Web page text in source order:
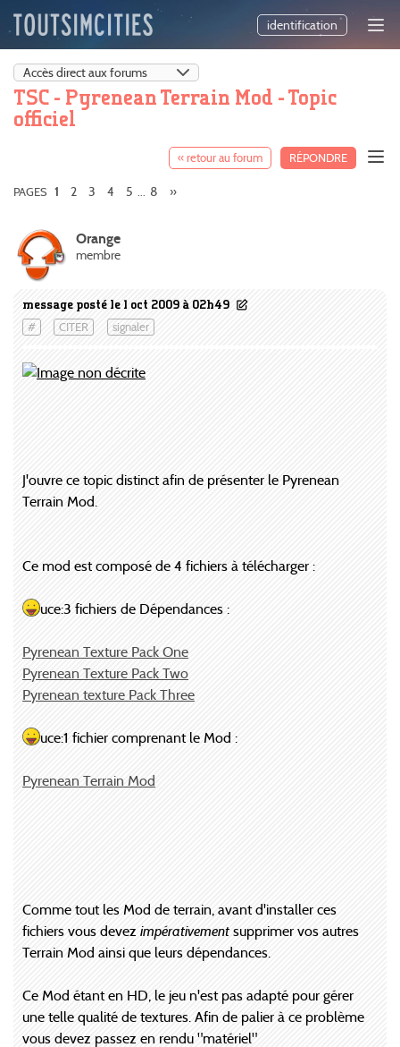
identification
TSC - Pyrenean Terrain Mod - Topic
officiel
« retour au forum RÉPONDRE
PAGES 1 2 3 4 5 ... 8 »
message posté le 1 oct 2009 à 02h49
# CITER signaler
Orange
membre
J'ouvre ce topic distinct afin de présenter le Pyrenean
Terrain Mod.
Ce mod est composé de 4 fichiers à télécharger :
uce:3 fichiers de Dépendances :
Pyrenean Texture Pack One
Pyrenean Texture Pack Two
Pyrenean texture Pack Three
uce:1 fichier comprenant le Mod :
Pyrenean Terrain Mod
Comme tout les Mod de terrain, avant d'installer ces
fichiers vous devez impérativement supprimer vos autres
Terrain Mod ainsi que leurs dépendances.
Ce Mod étant en HD, le jeu n'est pas adapté pour gérer
une telle qualité de textures. Afin de palier à ce problème
vous devez passez en rendu "matériel"